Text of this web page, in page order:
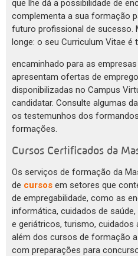
que lhe dá a possibilidade de
complementa a sua formação
futuro profissional de sucesso.
longe: o seu Curriculum Vitae é
encaminhado para as
apresentam ofertas de
disponibilizadas no Campus
candidatar. Consulte algumas
os testemunhos dos
formações.
Cursos Certificados da
Os serviços de formação da
de cursos em setores que
de empregabilidade, como as
informática, cuidados de
e geriátricos, turismo, cuidados
além dos cursos de formação
com preparações para